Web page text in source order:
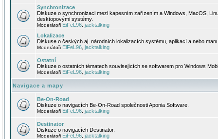
Synchronizace
Diskuze o synchronizaci mezi kapesním zařízením a Windows, MacOS,
desktopovými systémy.
Moderátoři EiFeL96 jacktalking
Lokalizace
Diskuse o českých aj. národních lokalizacích systému, aplikací a nebo
Moderátoři EiFeL96 jacktalking
Ostatní
Diskuze o ostatních tématech souvisejících se softwarem pro Windows
Moderátoři EiFeL96 jacktalking
Navigace a mapy
Be-On-Road
Diskuze o navigacích Be-On-Road společnosti Aponia Software.
Moderátoři EiFeL96 jacktalking
Destinator
Diskuze o navigacích Destinator.
Moderátoři EiFeL96 jacktalking